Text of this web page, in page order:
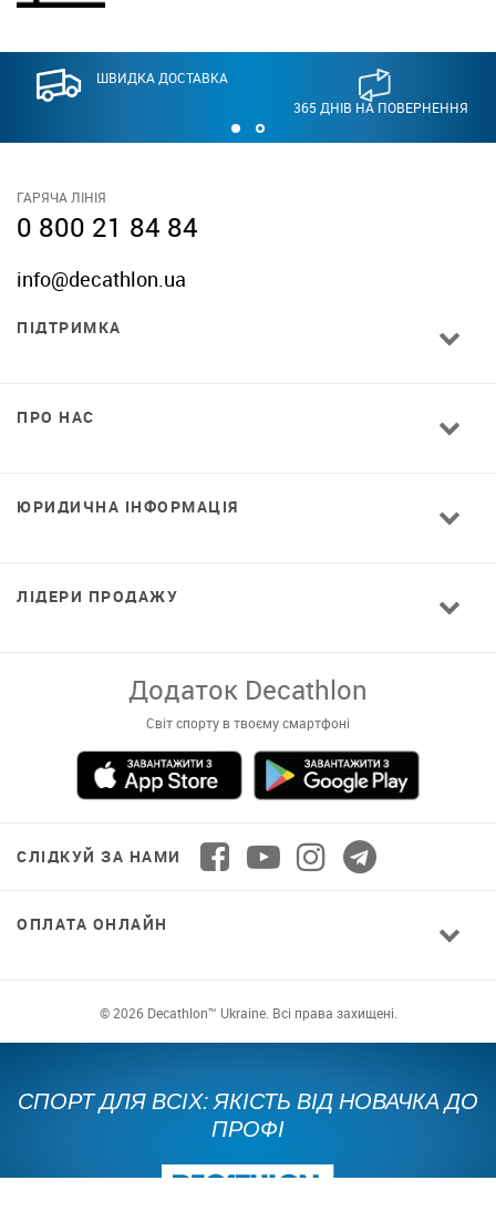
ШВИДКА ДОСТАВКА
365 ДНІВ НА ПОВЕРНЕННЯ
ГАРЯЧА ЛІНІЯ
0 800 21 84 84
info@decathlon.ua
ПІДТРИМКА
ПРО НАС
ЮРИДИЧНА ІНФОРМАЦІЯ
ЛІДЕРИ ПРОДАЖУ
Додаток Decathlon
Світ спорту в твоєму смартфоні
СЛІДКУЙ ЗА НАМИ
ОПЛАТА ОНЛАЙН
© 2026 Decathlon™ Ukraine. Всі права захищені.
СПОРТ ДЛЯ ВСІХ: ЯКІСТЬ ВІД НОВАЧКА ДО
ПРОФІ